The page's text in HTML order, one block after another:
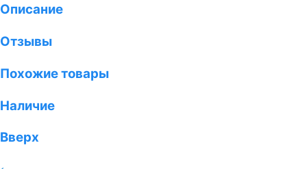
Описание
Отзывы
Похожие товары
Наличие
Вверх